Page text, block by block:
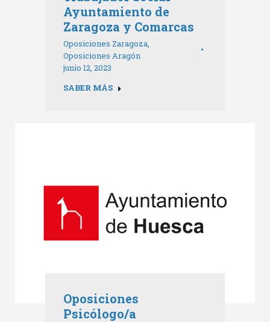
Ayuntamiento de
Zaragoza y Comarcas
Oposiciones Zaragoza,
Oposiciones Aragón
junio 12, 2023
SABER MÁS
Oposiciones
Psicólogo/a